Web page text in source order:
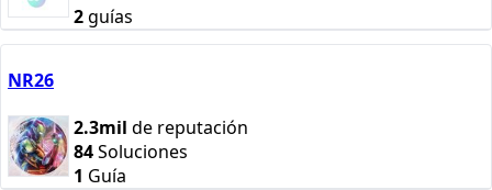
2guías
NR26
2.3mil de reputación
84Soluciones
1 Guía